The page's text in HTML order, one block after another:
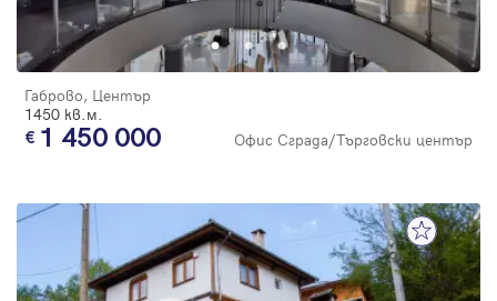
Габрово, Център
1450 кв.м.
1 450 000 Офис Сграда/Търговски център